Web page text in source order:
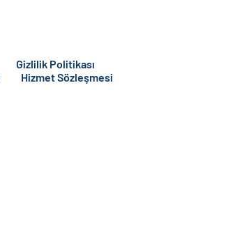
Gizlilik Politikası
Hizmet Sözleşmesi